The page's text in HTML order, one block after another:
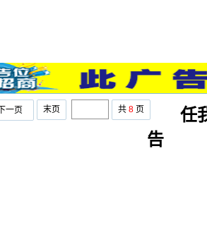
下一页 末页 共 8 页 任
告